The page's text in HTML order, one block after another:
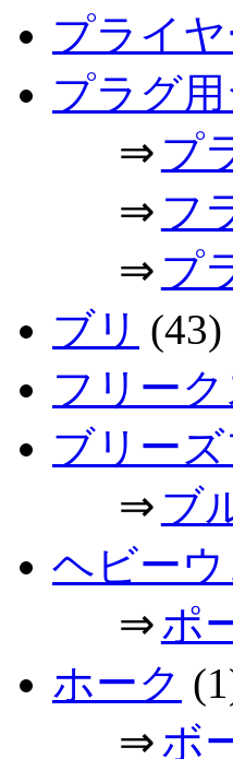
プライ
プラグ
⇒ プ
⇒ フ
⇒ プ
ブリ (43)
フリーク
ブリー
⇒ ブ
ヘビー
⇒ポ
ホーク
⇒ボ